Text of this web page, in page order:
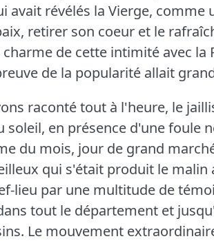
avait révélés la Vierge, comme
retirer son coeur et le
de cette intimité avec la
de la popularité allait
raconté tout à l'heure, le
soleil, en présence d'une foule
du mois, jour de grand
qui s'était produit le malin
lieu par une multitude de
tout le département et
Le mouvement